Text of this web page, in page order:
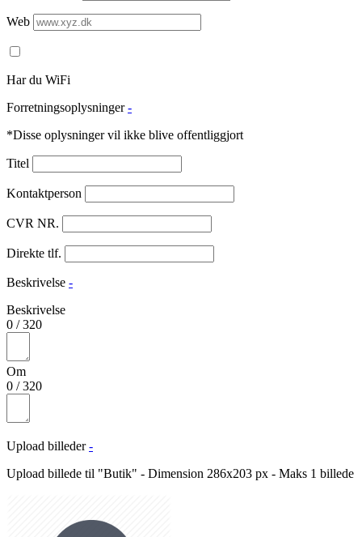
Web
Har du WiFi
Forretningsoplysninger -
*Disse oplysninger vil ikke blive offentliggjort
Titel
Kontaktperson
CVR NR.
Direkte tlf.
Beskrivelse -
Beskrivelse
0 /320
Om
0 /320
Upload billeder -
Upload billede til "Butik" - Dimension 286x203 px - Maks 1 billede